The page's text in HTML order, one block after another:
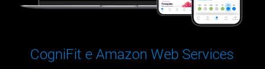
CogniFit e Amazon Web Services